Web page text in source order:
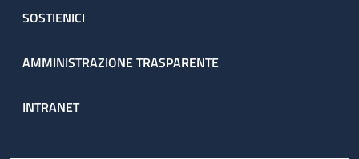
SOSTIENICI
AMMINISTRAZIONE TRASPARENTE
INTRANET